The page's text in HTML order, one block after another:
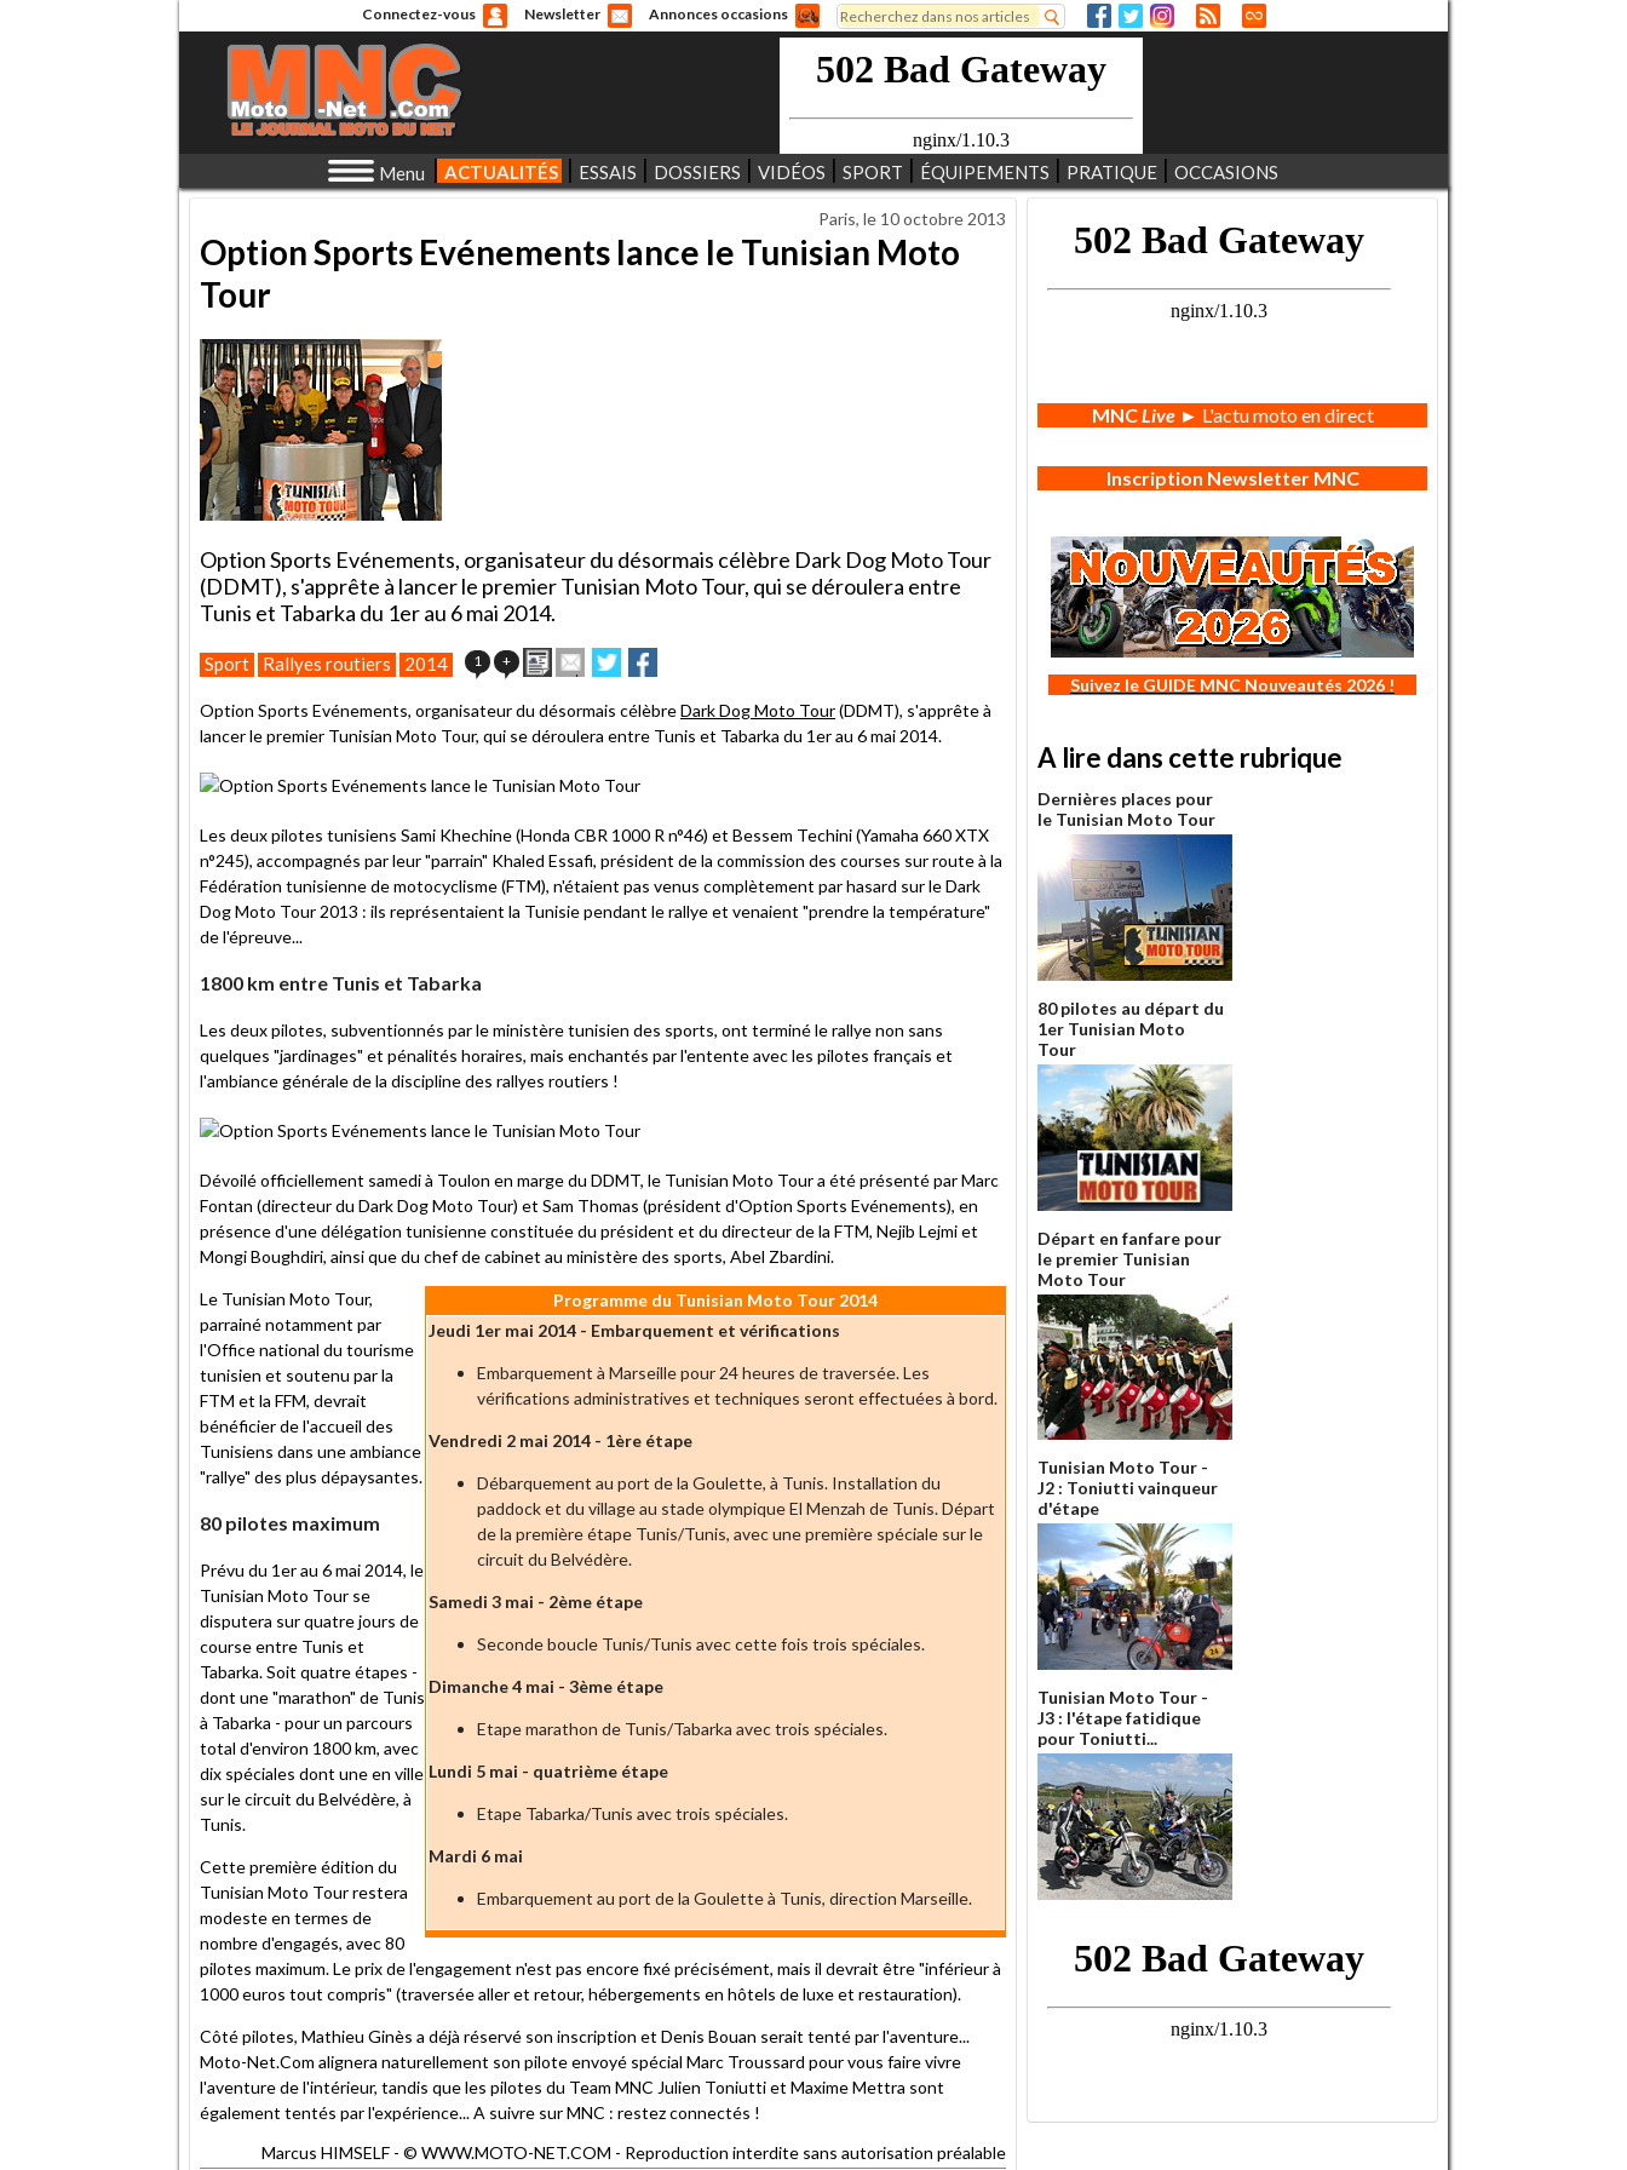
Connectez-vous Newsletter Annonces occasions
Formulaire de recherche
Rechercher
Menu ACTUALITÉS ESSAIS DOSSIERS VIDÉOS SPORT ÉQUIPEMENTS PRATIQUE OCCASIONS
Paris, le 10 octobre 2013
Option Sports Evénements lance le Tunisian Moto
Tour
Option Sports Evénements, organisateur du désormais célèbre Dark Dog Moto Tour
(DDMT), s'apprête à lancer le premier Tunisian Moto Tour, qui se déroulera entre
Tunis et Tabarka du 1er au 6 mai 2014.
Sport Rallyes routiers 2014 1 + ImprimerEnvoyer
cet
à
un
Partager
sur
sur
Option Sports Evénements, organisateur du désormais célèbreDark Dog Moto Tour(DDMT), s'apprête à
lancer le premier Tunisian Moto Tour, qui se déroulera entre Tunis et Tabarka du 1er au 6 mai 2014.
Les deux pilotes tunisiens Sami Khechine (Honda CBR 1000 R n°46) et Bessem Techini (Yamaha 660 XTX
n°245), accompagnés par leur "parrain" Khaled Essafi, président de la commission des courses sur route à la
Fédération tunisienne de motocyclisme (FTM), n'étaient pas venus complètement par hasard sur le Dark
Dog Moto Tour 2013 : ils représentaient la Tunisie pendant le rallye et venaient "prendre la température"
de l'épreuve...
1800 km entre Tunis et Tabarka
Les deux pilotes, subventionnés par le ministère tunisien des sports, ont terminé le rallye non sans
quelques "jardinages" et pénalités horaires, mais enchantés par l'entente avec les pilotes français et
l'ambiance générale de la discipline des rallyes routiers !
Dévoilé officiellement samedi à Toulon en marge du DDMT, le Tunisian Moto Tour a été présenté par Marc
Fontan (directeur du Dark Dog Moto Tour) et Sam Thomas (président d'Option Sports Evénements), en
présence d'une délégation tunisienne constituée du président et du directeur de la FTM, Nejib Lejmi et
Mongi Boughdiri, ainsi que du chef de cabinet au ministère des sports, Abel Zbardini.
Programme du Tunisian Moto Tour 2014
Jeudi 1er mai 2014 - Embarquement et vérifications
Embarquement à Marseille pour 24 heures de traversée. Les
vérifications administratives et techniques seront effectuées à bord.
Vendredi 2 mai 2014 - 1ère étape
Débarquement au port de la Goulette, à Tunis. Installation du
paddock et du village au stade olympique El Menzah de Tunis. Départ
de la première étape Tunis/Tunis, avec une première spéciale sur le
circuit du Belvédère.
Samedi 3 mai - 2ème étape
Seconde boucle Tunis/Tunis avec cette fois trois spéciales.
Dimanche 4 mai - 3ème étape
Etape marathon de Tunis/Tabarka avec trois spéciales.
Lundi 5 mai - quatrième étape
Etape Tabarka/Tunis avec trois spéciales.
Mardi 6 mai
Embarquement au port de la Goulette à Tunis, direction Marseille.
Le Tunisian Moto Tour,
parrainé notamment par
l'Office national du tourisme
tunisien et soutenu par la
FTM et la FFM, devrait
bénéficier de l'accueil des
Tunisiens dans une ambiance
"rallye" des plus dépaysantes.
80 pilotes maximum
Prévu du 1er au 6 mai 2014, le
Tunisian Moto Tour se
disputera sur quatre jours de
course entre Tunis et
Tabarka. Soit quatre étapes -
dont une "marathon" de Tunis
à Tabarka - pour un parcours
total d'environ 1800 km, avec
dix spéciales dont une en ville
sur le circuit du Belvédère, à
Tunis.
Cette première édition du
Tunisian Moto Tour restera
modeste en termes de
nombre d'engagés, avec 80
pilotes maximum. Le prix de l'engagement n'est pas encore fixé précisément, mais il devrait être "inférieur à
1000 euros tout compris" (traversée aller et retour, hébergements en hôtels de luxe et restauration).
Côté pilotes, Mathieu Ginès a déjà réservé son inscription et Denis Bouan serait tenté par l'aventure...
Moto-Net.Com alignera naturellement son pilote envoyé spécial Marc Troussard pour vous faire vivre
l'aventure de l'intérieur, tandis que les pilotes du Team MNC Julien Toniutti et Maxime Mettra sont
également tentés par l'expérience... A suivre sur MNC : restez connectés !
Marcus HIMSELF - © WWW.MOTO-NET.COM - Reproduction interdite sans autorisation préalable
MNCLive► L'actu moto en direct
Inscription Newsletter MNC
Suivez le GUIDE MNC Nouveautés 2026 !
A lire dans cette rubrique
Dernières places pour
le Tunisian Moto Tour
80 pilotes au départ du
1er Tunisian Moto
Tour
Départ en fanfare pour
le premier Tunisian
Moto Tour
Tunisian Moto Tour -
J2 : Toniutti vainqueur
d'étape
Tunisian Moto Tour -
J3 : l'étape fatidique
pour Toniutti...